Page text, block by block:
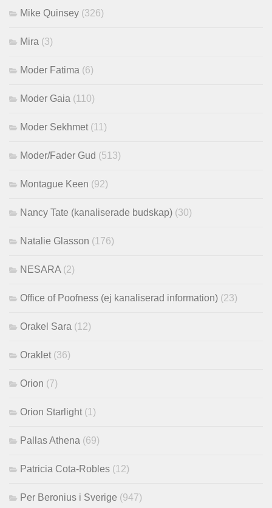
Mike Quinsey (326)
Mira (3)
Moder Fatima (6)
Moder Gaia (110)
Moder Sekhmet (11)
Moder/Fader Gud (513)
Montague Keen (92)
Nancy Tate (kanaliserade budskap) (30)
Natalie Glasson (176)
NESARA (2)
Office of Poofness (ej kanaliserad information) (23)
Orakel Sara (12)
Oraklet (36)
Orion (7)
Orion Starlight (1)
Pallas Athena (69)
Patricia Cota-Robles (12)
Per Beronius i Sverige (947)